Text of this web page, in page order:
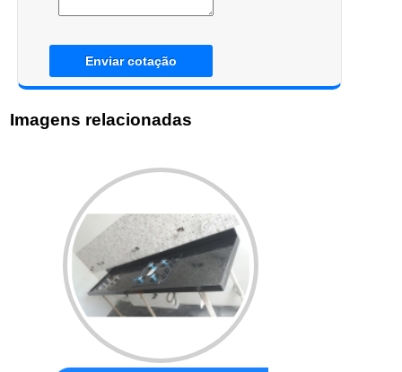
Enviar cotação
Imagens relacionadas